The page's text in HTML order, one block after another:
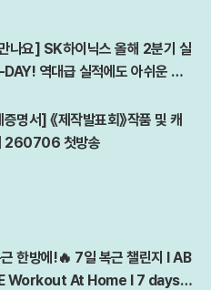
나요] SK하이닉스 올해 2분기 실
역대급 실적에도 아쉬운 점
일 수요일
명서] 《제작발표회》작품 및 캐
260706 첫방송
한방에!🔥 7일 복근 챌린지 l AB
Workout At Home l 7 days A